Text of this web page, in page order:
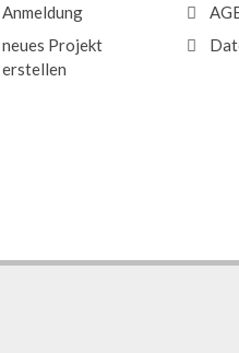
Anmeldung
neues Projekt
erstellen